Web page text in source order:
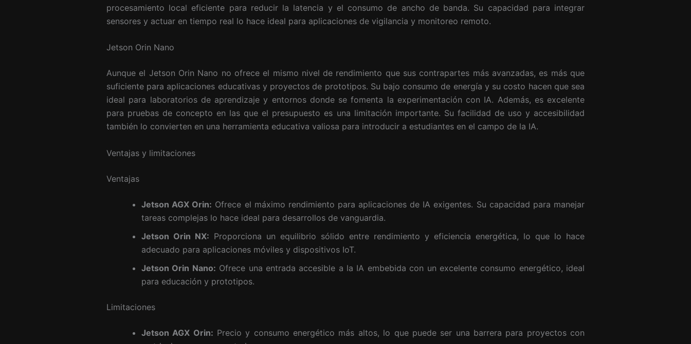
procesamiento local eficiente para reducir la latencia y el consumo de ancho de banda. Su capacidad para integrar
sensores y actuar en tiempo real lo hace ideal para aplicaciones de vigilancia y monitoreo remoto.
Jetson Orin Nano
Aunque el Jetson Orin Nano no ofrece el mismo nivel de rendimiento que sus contrapartes más avanzadas, es más que
suficiente para aplicaciones educativas y proyectos de prototipos. Su bajo consumo de energía y su costo hacen que sea
ideal para laboratorios de aprendizaje y entornos donde se fomenta la experimentación con IA. Además, es excelente
para pruebas de concepto en las que el presupuesto es una limitación importante. Su facilidad de uso y accesibilidad
también lo convierten en una herramienta educativa valiosa para introducir a estudiantes en el campo de la IA.
Ventajas y limitaciones
Ventajas
Jetson AGX Orin: Ofrece el máximo rendimiento para aplicaciones de IA exigentes. Su capacidad para manejar
tareas complejas lo hace ideal para desarrollos de vanguardia.
Jetson Orin NX: Proporciona un equilibrio sólido entre rendimiento y eficiencia energética, lo que lo hace
adecuado para aplicaciones móviles y dispositivos IoT.
Jetson Orin Nano: Ofrece una entrada accesible a la IA embebida con un excelente consumo energético, ideal
para educación y prototipos.
Limitaciones
Jetson AGX Orin: Precio y consumo energético más altos, lo que puede ser una barrera para proyectos con